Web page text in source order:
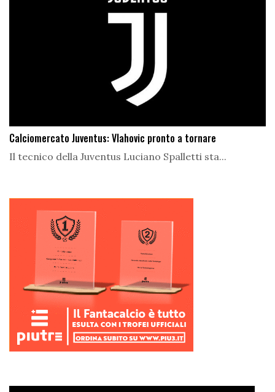
Calciomercato Juventus: Vlahovic pronto a tornare
Il tecnico della Juventus Luciano Spalletti sta...